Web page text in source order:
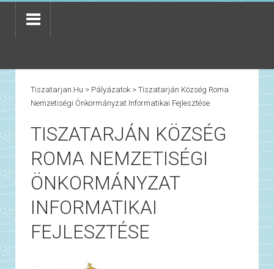
Tiszatarjan.hu > Pályázatok> Tiszatarján Község Roma
Nemzetiségi Önkormányzat Informatikai Fejlesztése
TISZATARJÁN KÖZSÉG
ROMA NEMZETISÉGI
ÖNKORMÁNYZAT
INFORMATIKAI
FEJLESZTÉSE